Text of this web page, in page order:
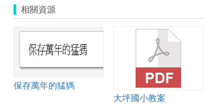
相關資源
保存萬年的猛獁
大坪國小教案